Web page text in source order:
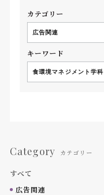
カテゴリー
広告関連
キーワード
食環境マネジメント学科
Category カテゴリー
すべて
広告関連